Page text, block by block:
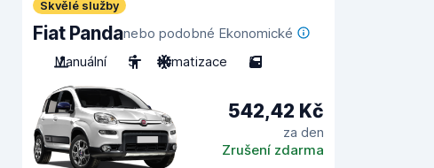
Skvělé služby
Fiat Pandanebo podobné Ekonomické
Manuální
5 Klimatizace 5
542,42 Kč
za den
Zrušení zdarma